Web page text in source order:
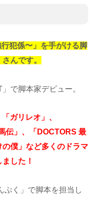
犯係〜」を手がける脚
んです。
で脚本家デビュー。
ガリレオ」、
伝」、「DOCTORS 最
僕」など多くのドラマ
した！
ぷく」で脚本を担当し